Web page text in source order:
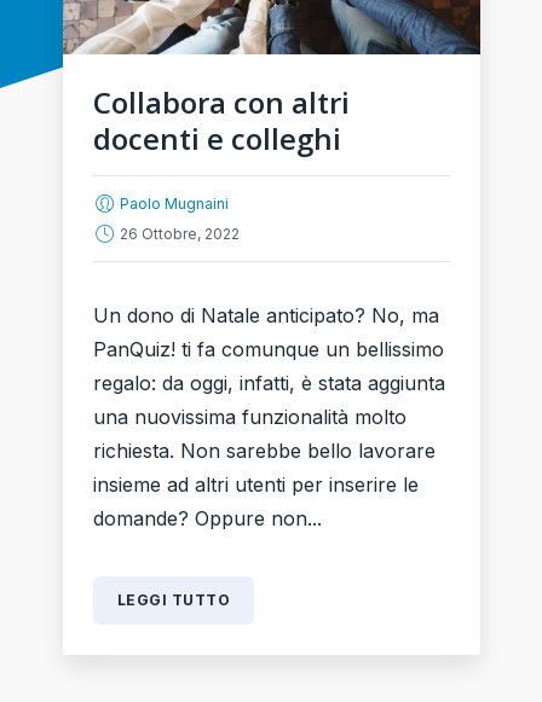
Collabora con altri
docenti e colleghi
Paolo Mugnaini
26 Ottobre, 2022
Un dono di Natale anticipato? No, ma
PanQuiz! ti fa comunque un bellissimo
regalo: da oggi, infatti, è stata aggiunta
una nuovissima funzionalità molto
richiesta. Non sarebbe bello lavorare
insieme ad altri utenti per inserire le
domande? Oppure non...
LEGGI TUTTO